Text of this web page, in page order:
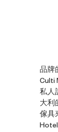
品牌
Culti
私人
大利
傢具
Hotel